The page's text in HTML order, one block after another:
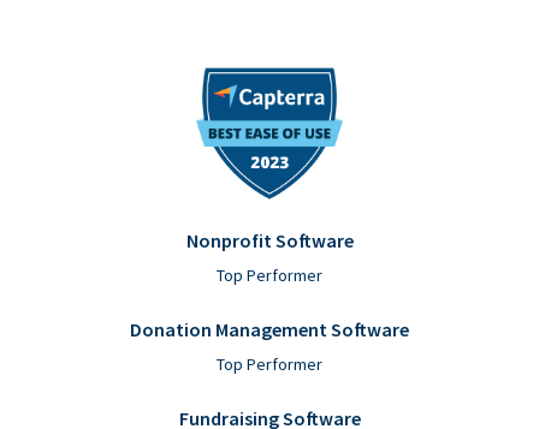
Nonprofit Software
Top Performer
Donation Management Software
Top Performer
Fundraising Software